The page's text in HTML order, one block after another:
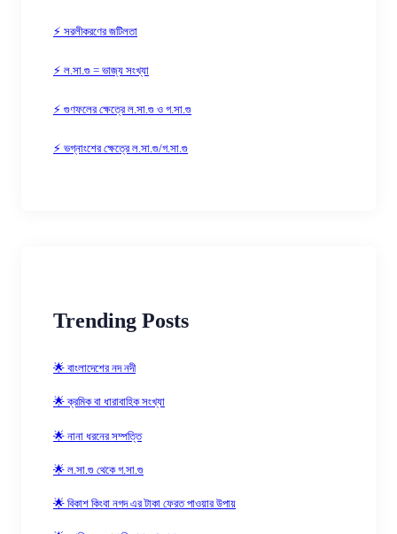
⚡ সরলীকরণের জটিলতা
⚡ ল.সা.গু = ভাজ্য সংখ্যা
⚡ গুণফলের ক্ষেত্রে ল.সা.গু ও গ.সা.গু
⚡ ভগ্নাংশের ক্ষেত্রে ল.সা.গু/গ.সা.গু
Trending Posts
🌟 বাংলাদেশের নদ নদী
🌟 ক্রমিক বা ধারাবাহিক সংখ্যা
🌟 নানা ধরনের সম্পত্তি
🌟 ল.সা.গু থেকে গ.সা.গু
🌟 বিকাশ কিংবা নগদ এর টাকা ফেরত পাওয়ার উপায়